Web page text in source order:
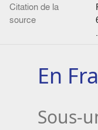
Citation de la
source
En
Sous-